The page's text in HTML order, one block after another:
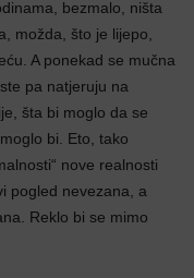
bezmalo, ništa
možda, što je lijepo,
A ponekad se mučna
pa natjeruju na
šta bi moglo da se
bi. Eto, tako
nove realnosti
pogled nevezana, a
Reklo bi se mimo